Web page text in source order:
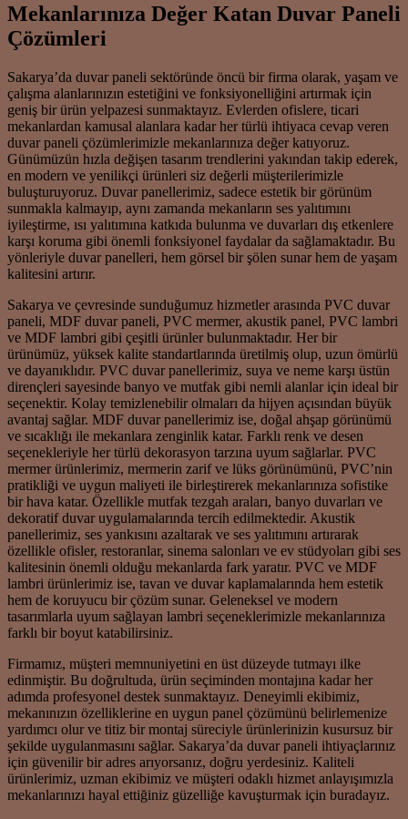
Mekanlarınıza Değer Katan Duvar Paneli
Çözümleri
Sakarya’da duvar paneli sektöründe öncü bir firma olarak, yaşam ve
çalışma alanlarınızın estetiğini ve fonksiyonelliğini artırmak için
geniş bir ürün yelpazesi sunmaktayız. Evlerden ofislere, ticari
mekanlardan kamusal alanlara kadar her türlü ihtiyaca cevap veren
duvar paneli çözümlerimizle mekanlarınıza değer katıyoruz.
Günümüzün hızla değişen tasarım trendlerini yakından takip ederek,
en modern ve yenilikçi ürünleri siz değerli müşterilerimizle
buluşturuyoruz. Duvar panellerimiz, sadece estetik bir görünüm
sunmakla kalmayıp, aynı zamanda mekanların ses yalıtımını
iyileştirme, ısı yalıtımına katkıda bulunma ve duvarları dış etkenlere
karşı koruma gibi önemli fonksiyonel faydalar da sağlamaktadır. Bu
yönleriyle duvar panelleri, hem görsel bir şölen sunar hem de yaşam
kalitesini artırır.
Sakarya ve çevresinde sunduğumuz hizmetler arasında PVC duvar
paneli, MDF duvar paneli, PVC mermer, akustik panel, PVC lambri
ve MDF lambri gibi çeşitli ürünler bulunmaktadır. Her bir
ürünümüz, yüksek kalite standartlarında üretilmiş olup, uzun ömürlü
ve dayanıklıdır. PVC duvar panellerimiz, suya ve neme karşı üstün
dirençleri sayesinde banyo ve mutfak gibi nemli alanlar için ideal bir
seçenektir. Kolay temizlenebilir olmaları da hijyen açısından büyük
avantaj sağlar. MDF duvar panellerimiz ise, doğal ahşap görünümü
ve sıcaklığı ile mekanlara zenginlik katar. Farklı renk ve desen
seçenekleriyle her türlü dekorasyon tarzına uyum sağlarlar. PVC
mermer ürünlerimiz, mermerin zarif ve lüks görünümünü, PVC’nin
pratikliği ve uygun maliyeti ile birleştirerek mekanlarınıza sofistike
bir hava katar. Özellikle mutfak tezgah araları, banyo duvarları ve
dekoratif duvar uygulamalarında tercih edilmektedir. Akustik
panellerimiz, ses yankısını azaltarak ve ses yalıtımını artırarak
özellikle ofisler, restoranlar, sinema salonları ve ev stüdyoları gibi ses
kalitesinin önemli olduğu mekanlarda fark yaratır. PVC ve MDF
lambri ürünlerimiz ise, tavan ve duvar kaplamalarında hem estetik
hem de koruyucu bir çözüm sunar. Geleneksel ve modern
tasarımlarla uyum sağlayan lambri seçeneklerimizle mekanlarınıza
farklı bir boyut katabilirsiniz.
Firmamız, müşteri memnuniyetini en üst düzeyde tutmayı ilke
edinmiştir. Bu doğrultuda, ürün seçiminden montajına kadar her
adımda profesyonel destek sunmaktayız. Deneyimli ekibimiz,
mekanınızın özelliklerine en uygun panel çözümünü belirlemenize
yardımcı olur ve titiz bir montaj süreciyle ürünlerinizin kusursuz bir
şekilde uygulanmasını sağlar. Sakarya’da duvar paneli ihtiyaçlarınız
için güvenilir bir adres arıyorsanız, doğru yerdesiniz. Kaliteli
ürünlerimiz, uzman ekibimiz ve müşteri odaklı hizmet anlayışımızla
mekanlarınızı hayal ettiğiniz güzelliğe kavuşturmak için buradayız.